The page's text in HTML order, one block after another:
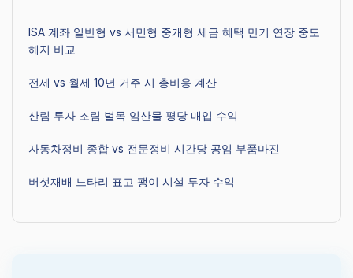
ISA 계좌 일반형 vs 서민형 중개형 세금 혜택 만기 연장 중도
해지 비교
전세 vs 월세 10년 거주 시 총비용 계산
산림 투자 조림 벌목 임산물 평당 매입 수익
자동차정비 종합 vs 전문정비 시간당 공임 부품마진
버섯재배 느타리 표고 팽이 시설 투자 수익